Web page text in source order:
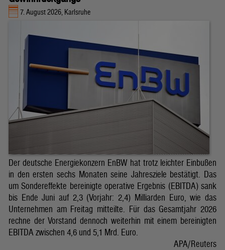
7. August 2026, Karlsruhe
Der deutsche Energiekonzern EnBW hat trotz leichter Einbußen
in den ersten sechs Monaten seine Jahresziele bestätigt. Das
um Sondereffekte bereinigte operative Ergebnis (EBITDA) sank
bis Ende Juni auf 2,3 (Vorjahr: 2,4) Milliarden Euro, wie das
Unternehmen am Freitag mitteilte. Für das Gesamtjahr 2026
rechne der Vorstand dennoch weiterhin mit einem bereinigten
EBITDA zwischen 4,6 und 5,1 Mrd. Euro.
APA/Reuters